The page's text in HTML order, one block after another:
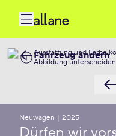
Ausstattung und Farbe
Abbildung unterscheiden
Fahrzeug ändern
Neuwagen | 2025